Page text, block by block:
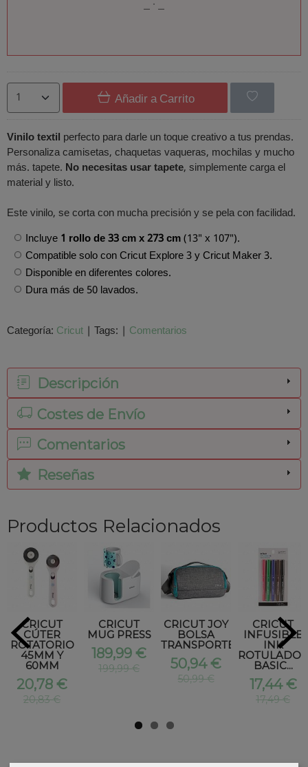
Añadir a Carrito
Vinilo textil perfecto para darle un toque creativo a tus prendas.
Personaliza camisetas, chaquetas vaqueras, mochilas y mucho
más. tapete. No necesitas usartapete, simplemente carga el
material y listo.
Este vinilo, se corta con mucha precisión y se pela con facilidad.
Incluye1 rollo de 33 cm x 273 cm(13" x 107").
Compatible solo con Cricut Explore 3 y Cricut Maker 3.
Disponible en diferentes colores.
Dura más de 50 lavados.
Categoría: Cricut | Tags: | Comentarios
Descripción
Costes de Envío
Comentarios
Reseñas
Productos Relacionados
CRICUT
CÚTER
ROTATORIO
45MM Y
60MM
20,78 €
20,83 €
CRICUT
MUG PRESS
189,99 €
199,99 €
CRICUT JOY
BOLSA
TRANSPORTE
50,94 €
50,99 €
CRICUT
INFUSIBLE
INK
ROTULADOR
BASIC...
17,44 €
17,49 €